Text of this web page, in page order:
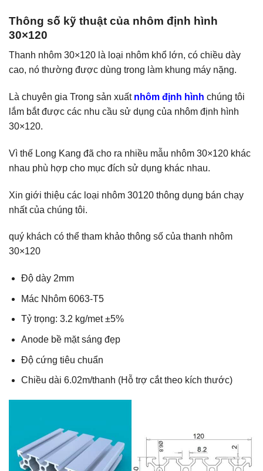
Thông số kỹ thuật của nhôm định hình
30×120
Thanh nhôm 30×120 là loại nhôm khổ lớn, có chiều dày
cao, nó thường được dùng trong làm khung máy nặng.
Là chuyên gia Trong sản xuất nhôm định hình chúng tôi
lắm bắt được các nhu cầu sử dụng của nhôm định hình
30×120.
Vì thế Long Kang đã cho ra nhiều mẫu nhôm 30×120 khác
nhau phù hợp cho mục đích sử dụng khác nhau.
Xin giới thiệu các loại nhôm 30120 thông dụng bán chạy
nhất của chúng tôi.
quý khách có thể tham khảo thông số của thanh nhôm
30×120
Độ dày 2mm
Mác Nhôm 6063-T5
Tỷ trọng: 3.2 kg/met ±5%
Anode bề mặt sáng đẹp
Độ cứng tiêu chuẩn
Chiều dài 6.02m/thanh (Hỗ trợ cắt theo kích thước)